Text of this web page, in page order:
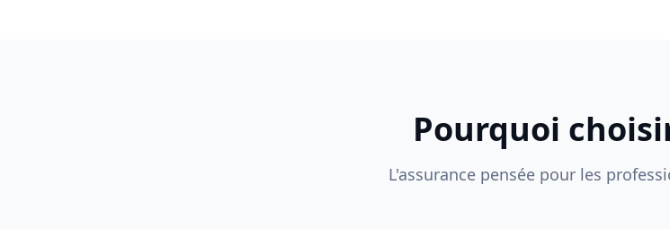
Pourquoi
L'assurance pensée pour les